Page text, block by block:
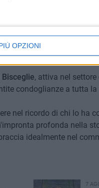
OPZIONI
associarsi al dolore
e passione
famiglia.
Bisceglie, attiva nel
condoglianze a tutta
nel ricordo di chi lo ha
profonda nella
idealmente nel
7